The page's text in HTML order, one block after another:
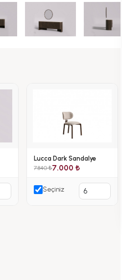
Lucca Dark Sandalye
7.840 ₺7.000 ₺
Seçiniz